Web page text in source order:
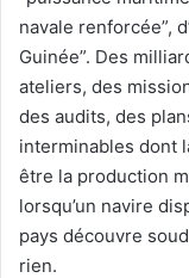
navale renforcée”,
Guinée”. Des
ateliers, des
des audits, des
interminables dont
être la production
lorsqu’un navire
pays découvre
rien.